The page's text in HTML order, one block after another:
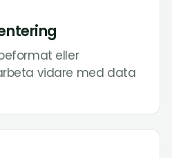
eller
vidare med data